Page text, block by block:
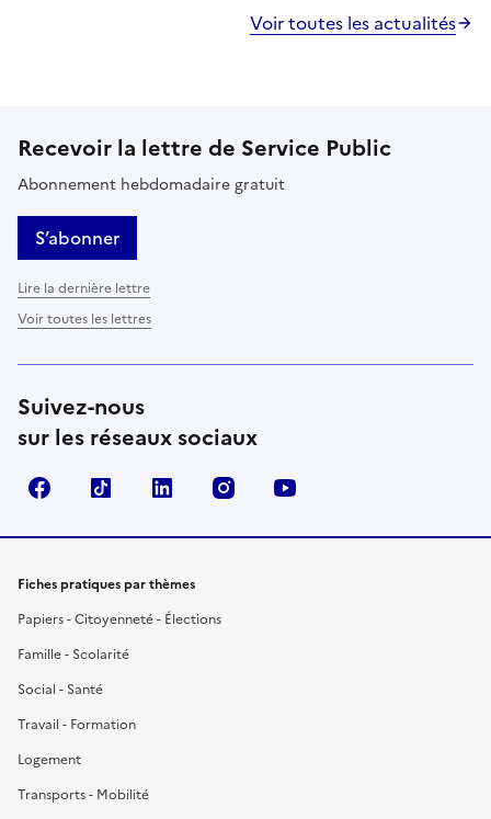
Voir toutes les actualités
Recevoir la lettre de Service Public
Abonnement hebdomadaire gratuit
S’abonner
Lire la dernière lettre
Voir toutes les lettres
Suivez-nous
sur les réseaux sociaux
FacebookTikTok LinkedIn Instagram
Fiches pratiques par thèmes
Papiers - Citoyenneté - Élections
Famille - Scolarité
Social - Santé
Travail - Formation
Logement
Transports - Mobilité